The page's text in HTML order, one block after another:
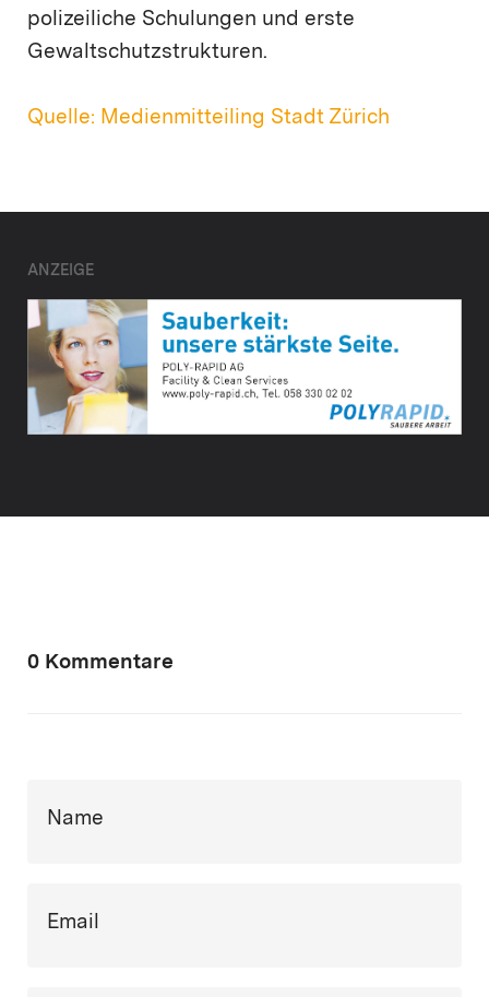
polizeiliche Schulungen und erste
Gewaltschutzstrukturen.
Quelle: Medienmitteiling Stadt Zürich
ANZEIGE
0 Kommentare
Name
Email